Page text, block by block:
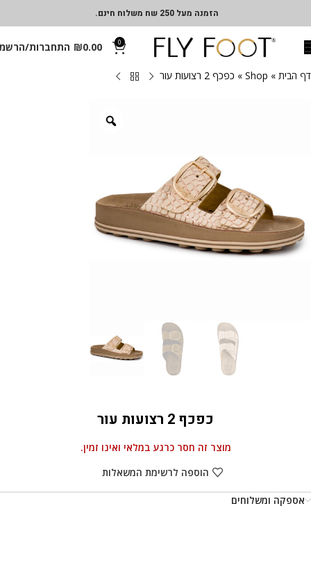
הזמנה מעל 250 שח משלוח חינם.
0
₪0.00 התחברות/
דף הבית »
Shop
» כפכף 2 רצועות עור
כפכף 2 רצועות עור
מוצר זה חסר כרגע במלאי ואינו זמין.
הוספה לרשימת המשאלות
אספקה ומשלוחים